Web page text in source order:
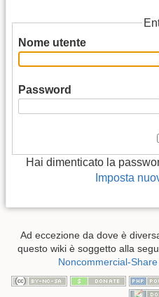
Nome utente
Password
Hai dimenticato la
Imposta
Ad eccezione da dove è
questo wiki è soggetto alla
Noncommercial-